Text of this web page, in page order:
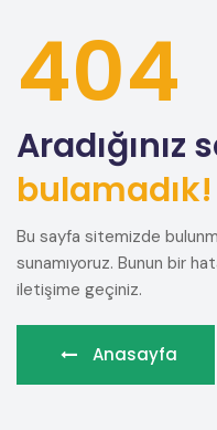
404
Aradığınız
bulamadık!
Bu sayfa sitemizde
sunamıyoruz. Bunun bir
iletişime geçiniz.
Anasayfa